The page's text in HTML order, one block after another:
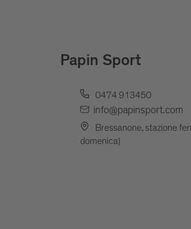
Papin Sport
0474 913450
info@papinsport.com
Bressanone, stazione
domenica)